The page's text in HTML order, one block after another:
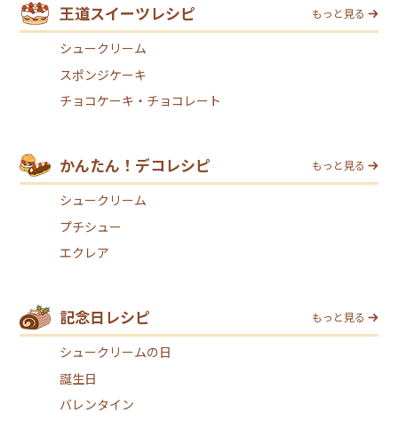
王道スイーツレシピ もっと見る
シュークリーム
スポンジケーキ
チョコケーキ・チョコレート
かんたん！デコレシピ もっと見る
シュークリーム
プチシュー
エクレア
記念日レシピ もっと見る
シュークリームの日
誕生日
バレンタイン